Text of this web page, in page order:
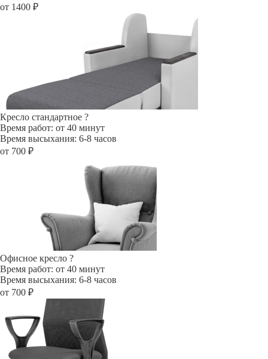
от 1400 ₽
Кресло стандартное ?
Время работ: от 40 минут
Время высыхания: 6-8 часов
от 700 ₽
Офисное кресло ?
Время работ: от 40 минут
Время высыхания: 6-8 часов
от 700 ₽